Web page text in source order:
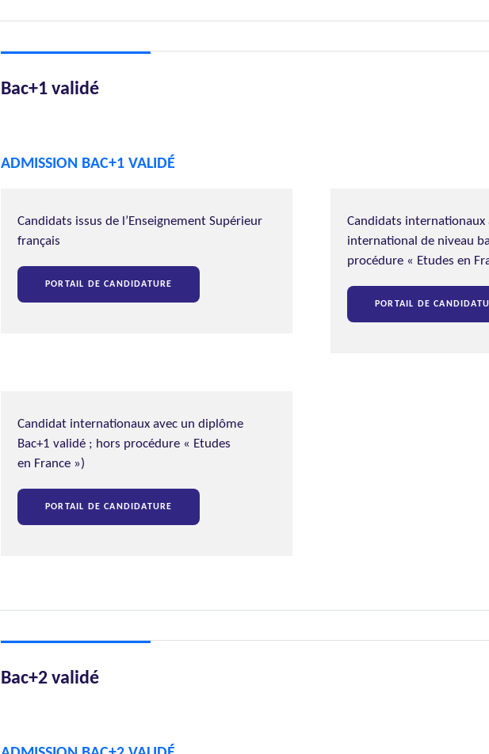
Bac+1 validé
ADMISSION BAC+1 VALIDÉ
Candidats issus de l’Enseignement Supérieur
français
PORTAIL DE CANDIDATURE
Candidats internationaux
international de niveau
procédure « Etudes en
PORTAIL DE
Candidat internationaux avec un diplôme
Bac+1 validé ; hors procédure « Etudes
en France »)
PORTAIL DE CANDIDATURE
Bac+2 validé